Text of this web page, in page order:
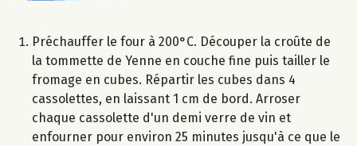
Préchauffer le four à 200°C. Découper la croûte de
la tommette de Yenne en couche fine puis tailler le
fromage en cubes. Répartir les cubes dans 4
cassolettes, en laissant 1 cm de bord. Arroser
chaque cassolette d'un demi verre de vin et
enfourner pour environ 25 minutes jusqu'à ce que le